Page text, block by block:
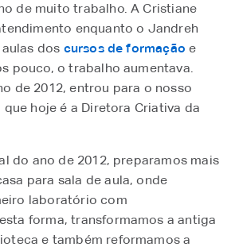
de muito trabalho. A Cristiane
enquanto o Jandreh
dos cursos de formação e
pouco, o trabalho aumentava.
de 2012, entrou para o nosso
que hoje é a Diretora Criativa da
do ano de 2012, preparamos mais
para sala de aula, onde
laboratório com
forma, transformamos a antiga
e também reformamos a